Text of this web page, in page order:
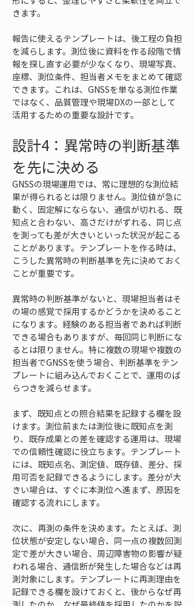
きます。
報告に使えるテンプレートは、後工程の負担
を減らします。測位後に資料を作る段階で情
報を探し直す必要が少なくなり、現場写真、
座標、測位条件、担当者メモをまとめて確認
できます。これは、GNSSを単なる測位作業
ではなく、品質管理や現場DXの一部として
活用するための重要な設計です。
設計4：異常時の判断基準
を先に決める
GNSSの現場運用では、常に理想的な測位結
果が得られるとは限りません。測位値が急に
動く、固定解にならない、通信が切れる、既
知点と合わない、高さだけがずれる、同じ点
を測っても差が大きいといった状況が起こる
ことがあります。テンプレートを作る時は、
こうした異常時の判断基準を先に決めておく
ことが重要です。
異常時の判断基準がないと、現場担当者はそ
の場の感覚で採用するかどうかを決めること
になります。経験のある担当者であれば判断
できる場合もありますが、毎回同じ判断にな
るとは限りません。特に複数の現場や複数の
担当者でGNSSを使う場合、判断基準をテン
プレートに組み込んでおくことで、運用のば
らつきを減らせます。
まず、既知点との照合結果を記録する欄を設
けます。測位前または測位後に既知点を測
り、既存成果との差を確認する運用は、現場
での信頼性確認に役立ちます。テンプレート
には、既知点名、測定値、既存値、差分、採
用可否を記録できるようにします。差分が大
きい場合は、すぐに本測位へ進まず、原因を
確認する流れにします。
次に、再測の条件を決めます。たとえば、測
位状態が安定しない場合、同一点の複数回測
定で差が大きい場合、周辺障害物の影響が疑
われる場合、通信断が発生した場合などは再
測対象にします。テンプレートに再測理由を
記録できる欄を設けておくと、後からなぜ再